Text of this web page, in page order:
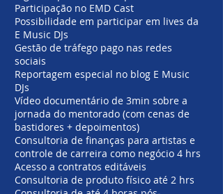
Participação no EMD Cast
Possibilidade em participar em lives da
E Music DJs
Gestão de tráfego pago nas redes
sociais
Reportagem especial no blog E Music
DJs
Vídeo documentário de 3min sobre a
jornada do mentorado (com cenas de
bastidores + depoimentos)
Consultoria de finanças para artistas e
controle de carreira como negócio 4 hrs
Acesso a contratos editáveis
Consultoria de produto físico até 2 hrs